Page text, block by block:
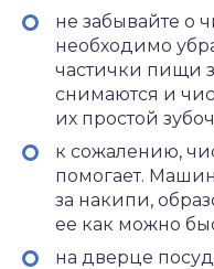
не забывайте о
необходимо
частички пищи
снимаются и
их простой
к сожалению,
помогает.
за накипи,
ее как можно
на дверце